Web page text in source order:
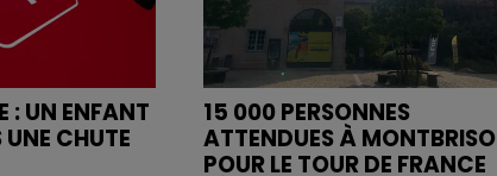
: UN ENFANT
UNE CHUTE
15 000 PERSONNES
ATTENDUES À
POUR LE TOUR DE FRANCE